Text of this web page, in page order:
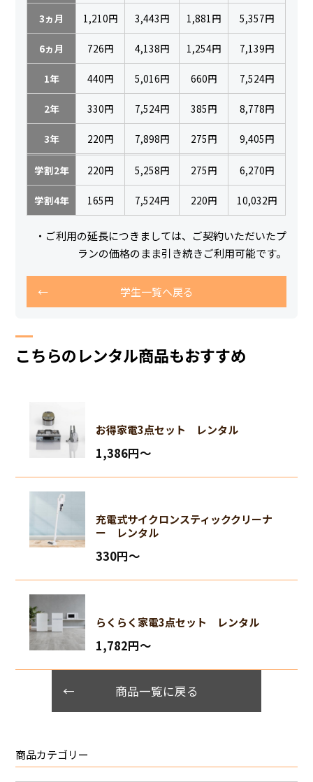
3ヵ月 1,210円 3,443円 1,881円 5,357円
6ヵ月 726円 4,138円 1,254円 7,139円
1年 440円 5,016円 660円 7,524円
2年 330円 7,524円 385円 8,778円
3年 220円 7,898円 275円 9,405円
学割2年 220円 5,258円 275円 6,270円
学割4年 165円 7,524円 220円 10,032円
・ご利用の延長につきましては、ご契約いただいたプ
ランの価格のまま引き続きご利用可能です。
学生一覧へ戻る
こちらのレンタル商品もおすすめ
お得家電3点セット レンタル
1,386円〜
充電式サイクロンスティッククリーナ
ー レンタル
330円〜
らくらく家電3点セット レンタル
1,782円〜
商品一覧に戻る
商品カテゴリー